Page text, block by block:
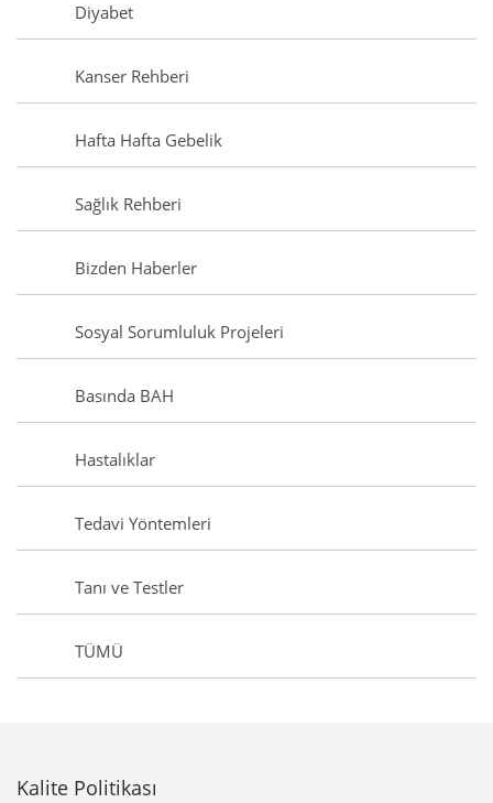
Diyabet
Kanser Rehberi
Hafta Hafta Gebelik
Sağlık Rehberi
Bizden Haberler
Sosyal Sorumluluk Projeleri
Basında BAH
Hastalıklar
Tedavi Yöntemleri
Tanı ve Testler
TÜMÜ
Kalite Politikası